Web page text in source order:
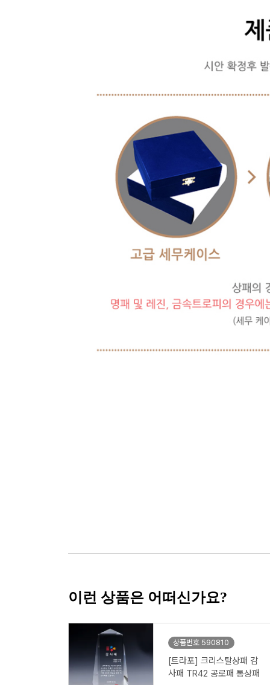
이런 상품은 어떠신가요?
상품번호 590810
[트라포] 크리스탈상패 감
사패 TR42 공로패 통상패